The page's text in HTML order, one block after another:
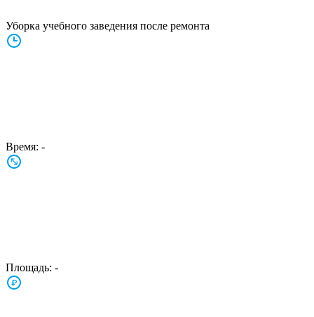
Уборка учебного заведения после ремонта
Время: -
Площадь: -